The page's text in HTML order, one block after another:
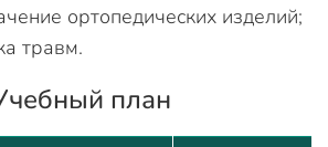
ортопедических изделий;
травм.
план